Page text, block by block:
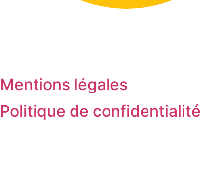
Mentions légales
Politique de confidentialité